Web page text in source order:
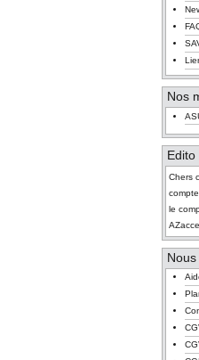
Nos
Edito
Chers
le